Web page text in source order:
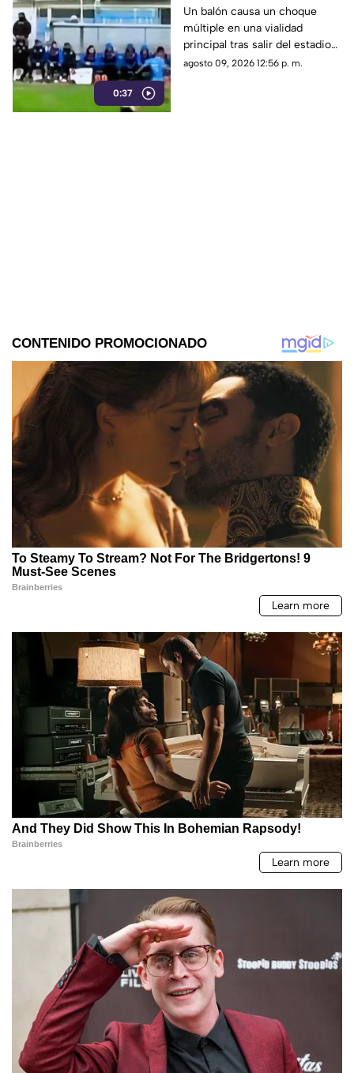
0:37
pleno partido | VIDEO
Un balón causa un choque
múltiple en una vialidad
principal tras salir del estadio
durante un partido. El freno de
agosto 09, 2026 12:56 p. m.